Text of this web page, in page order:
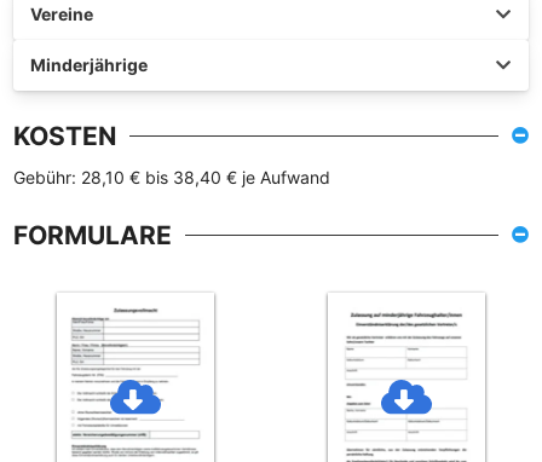
Vereine
Minderjährige
KOSTEN
Gebühr: 28,10 € bis 38,40 € je Aufwand
FORMULARE